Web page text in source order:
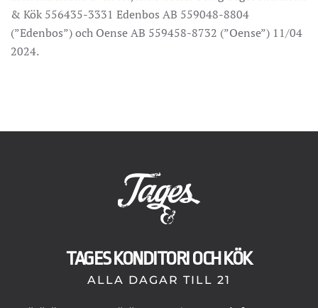
& Kök 556435-3331 Edenbos AB 559048-8804
(”Edenbos”) och Oense AB 559458-8732 (”Oense”) 11/04
2024.
TAGES KONDITORI OCH KÖK
ALLA DAGAR TILL 21